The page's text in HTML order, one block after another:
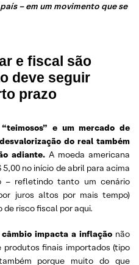
– em um movimento que se
e fiscal são
deve seguir
prazo
e um mercado de
do real também
adiante. A moeda americana
no início de abril para acima
– refletindo tanto um cenário
juros altos por mais tempo)
risco fiscal por aqui.
impacta a inflaçãonão
finais importados (tipo
porque muito do que